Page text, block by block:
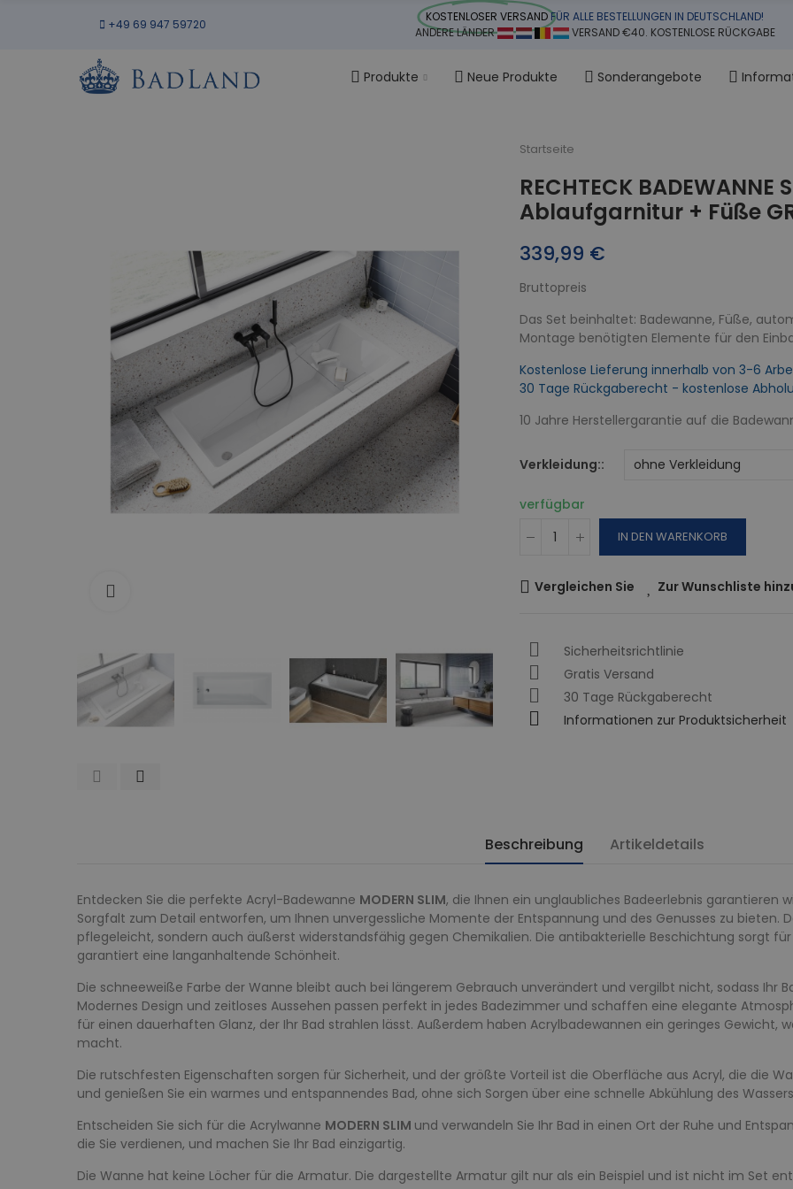
+49 69 947 59720
KOSTENLOSER VERSANDFÜR ALLE BESTELLUNGEN IN DEUTSCHLAND!
ANDERE LÄNDER
VERSAND €40. KOSTENLOSE RÜCKGABE
Produkte Neue Produkte Sonderangebote
Startseite
RECHTECK BADEWANNE
Ablaufgarnitur + Füße
339,99 €
Bruttopreis
Das Set beinhaltet: Badewanne, Füße,
Montage benötigten Elemente für den
Kostenlose Lieferung innerhalb von 3-6
30 Tage Rückgaberecht - kostenlose
10 Jahre Herstellergarantie auf die
Verkleidung:
verfügbar
IN DEN WARENKORB
Vergleichen Sie Zur Wunschliste
Sicherheitsrichtlinie
Gratis Versand
30 Tage Rückgaberecht
Informationen zur Produktsicherheit
Beschreibung Artikeldetails
Entdecken Sie die perfekte Acryl-Badewanne MODERN SLIM, die Ihnen ein unglaubliches Badeerlebnis garantieren
Sorgfalt zum Detail entworfen, um Ihnen unvergessliche Momente der Entspannung und des Genusses zu bieten.
pflegeleicht, sondern auch äußerst widerstandsfähig gegen Chemikalien. Die antibakterielle Beschichtung sorgt
garantiert eine langanhaltende Schönheit.
Die schneeweiße Farbe der Wanne bleibt auch bei längerem Gebrauch unverändert und vergilbt nicht, sodass Ihr
Modernes Design und zeitloses Aussehen passen perfekt in jedes Badezimmer und schaffen eine elegante
für einen dauerhaften Glanz, der Ihr Bad strahlen lässt. Außerdem haben Acrylbadewannen ein geringes Gewicht,
macht.
Die rutschfesten Eigenschaften sorgen für Sicherheit, und der größte Vorteil ist die Oberfläche aus Acryl, die die
und genießen Sie ein warmes und entspannendes Bad, ohne sich Sorgen über eine schnelle Abkühlung des
Entscheiden Sie sich für die Acrylwanne MODERN SLIM und verwandeln Sie Ihr Bad in einen Ort der Ruhe und
die Sie verdienen, und machen Sie Ihr Bad einzigartig.
Die Wanne hat keine Löcher für die Armatur. Die dargestellte Armatur gilt nur als ein Beispiel und ist nicht im Set